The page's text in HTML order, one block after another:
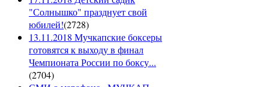
"Солнышко" празднует свой
юбилей!(2728)
13.11.2018 Мучкапские боксеры
готовятся к выходу в финал
Чемпионата России по боксу...
(2704)